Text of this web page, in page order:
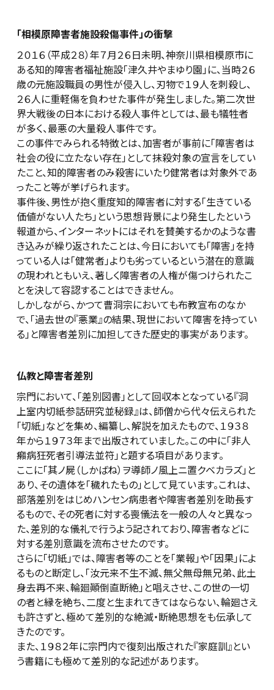
「相模原障害者施設殺傷事件」の衝撃
２０１６（平成２８）年７月２６日未明、神奈川県相模原市に
ある知的障害者福祉施設「津久井やまゆり園」に、当時２６
歳の元施設職員の男性が侵入し、刃物で１９人を刺殺し、
２６人に重軽傷を負わせた事件が発生しました。第二次世
界大戦後の日本における殺人事件としては、最も犠牲者
が多く、最悪の大量殺人事件です。
この事件でみられる特徴とは、加害者が事前に「障害者は
社会の役に立たない存在」として抹殺対象の宣言をしてい
たこと、知的障害者のみ殺害にいたり健常者は対象外であ
ったこと等が挙げられます。
事件後、男性が抱く重度知的障害者に対する「生きている
価値がない人たち」という思想背景により発生したという
報道から、インターネットにはそれを賛美するかのような書
き込みが繰り返されたことは、今日においても「障害」を持
っている人は「健常者」よりも劣っているという潜在的意識
の現われともいえ、著しく障害者の人権が傷つけられたこ
とを決して容認することはできません。
しかしながら、かつて曹洞宗においても布教宣布のなか
で、「過去世の『悪業』の結果、現世において障害を持ってい
る」と障害者差別に加担してきた歴史的事実があります。
仏教と障害者差別
宗門において、「差別図書」として回収本となっている『洞
上室内切紙参話研究並秘録』は、師僧から代々伝えられた
「切紙」などを集め、編纂し、解説を加えたもので、１９３８
年から１９７３年まで出版されていました。この中に「非人
癩病狂死者引導法並符」と題する項目があります。
ここに「其ノ屍（しかばね）ヲ導師ノ風上ニ置クベカラズ」と
あり、その遺体を「穢れたもの」として見ています。これは、
部落差別をはじめハンセン病患者や障害者差別を助長す
るもので、その死者に対する喪儀法を一般の人々と異なっ
た、差別的な儀礼で行うよう記されており、障害者などに
対する差別意識を流布させたのです。
さらに「切紙」では、障害者等のことを「業報」や「因果」によ
るものと断定し、「汝元来不生不滅、無父無母無兄弟、此土
身去再不来、輪廻顚倒直断絶」と唱えさせ、この世の一切
の者と縁を絶ち、二度と生まれてきてはならない、輪廻さえ
も許さずと、極めて差別的な絶滅・断絶思想をも伝承して
きたのです。
また、１９８２年に宗門内で復刻出版された『家庭訓』とい
う書籍にも極めて差別的な記述があります。